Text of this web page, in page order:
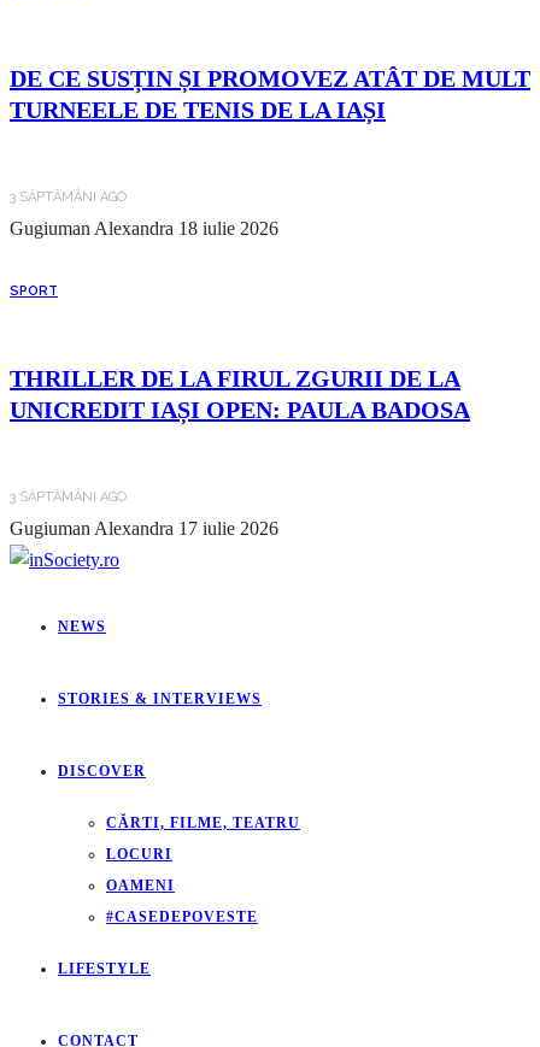
DE CE SUSȚIN ȘI PROMOVEZ ATÂT DE MULT
TURNEELE DE TENIS DE LA IAȘI
3 SĂPTĂMÂNI AGO
Gugiuman Alexandra 18 iulie 2026
SPORT
THRILLER DE LA FIRUL ZGURII DE LA
UNICREDIT IAȘI OPEN: PAULA BADOSA
3 SĂPTĂMÂNI AGO
Gugiuman Alexandra 17 iulie 2026
NEWS
STORIES & INTERVIEWS
DISCOVER
CĂRTI, FILME, TEATRU
LOCURI
OAMENI
#CASEDEPOVESTE
LIFESTYLE
CONTACT